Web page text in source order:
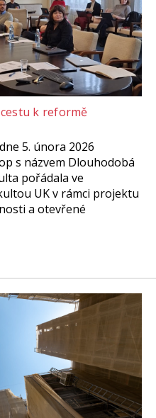
k reformě
5. února 2026
s názvem Dlouhodobá
pořádala ve
UK v rámci projektu
a otevřené